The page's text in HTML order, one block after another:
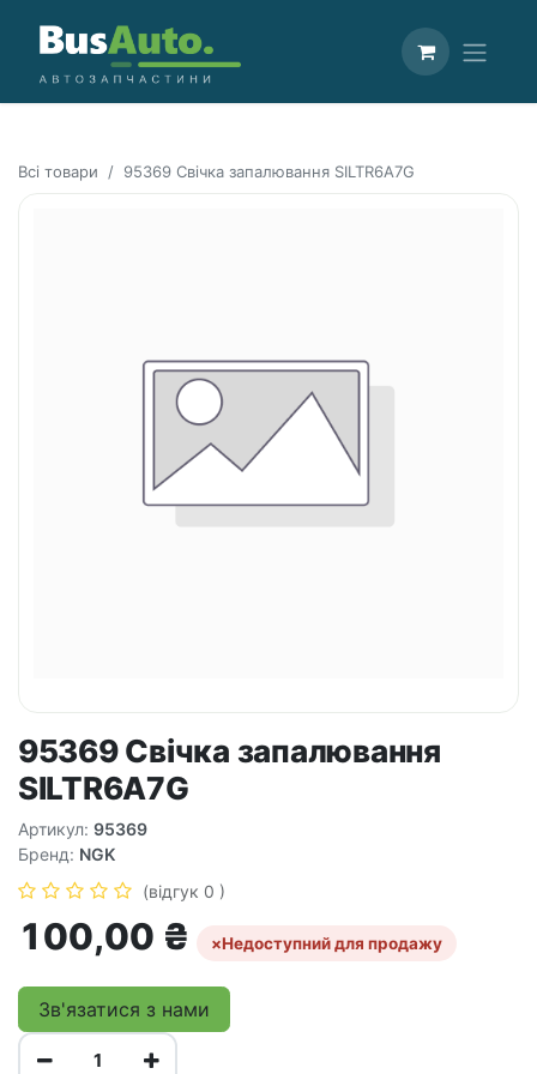
Всі товари 95369 Свічка запалювання SILTR6A7G
95369 Свічка запалювання
SILTR6A7G
Артикул: 95369
Бренд: NGK
(відгук 0 )
100,00 ₴ ×Недоступний для продажу
Зв'язатися з нами